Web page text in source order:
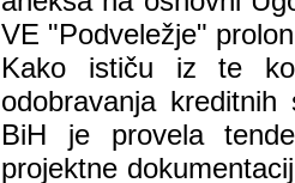
VE "Podveležje"
Kako ističu iz te
odobravanja
BiH je provela
projektne